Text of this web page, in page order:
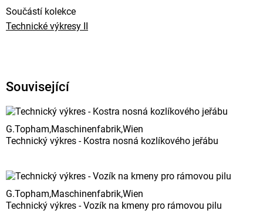
Součástí kolekce
Technické výkresy II
Související
G.Topham,Maschinenfabrik,Wien
Technický výkres - Kostra nosná kozlíkového jeřábu
G.Topham,Maschinenfabrik,Wien
Technický výkres - Vozík na kmeny pro rámovou pilu